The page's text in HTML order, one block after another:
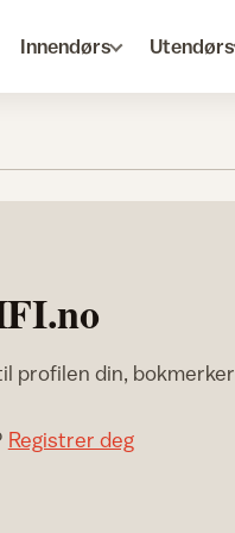
Innendørs Utendørs
profilen din,
Registrer deg